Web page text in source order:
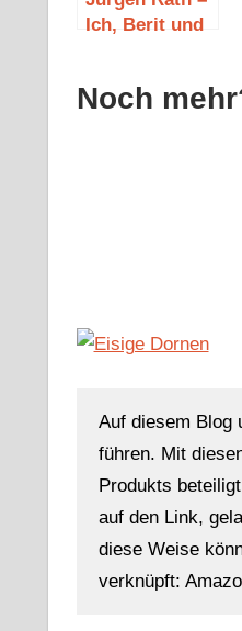
Ich, Berit und
Noch
Auf diesem Blog
führen. Mit
Produkts
auf den Link,
diese Weise
verknüpft: